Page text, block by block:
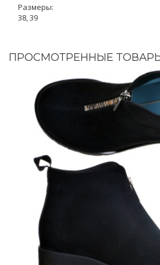
Размеры:
38, 39
ПРОСМОТРЕННЫЕ